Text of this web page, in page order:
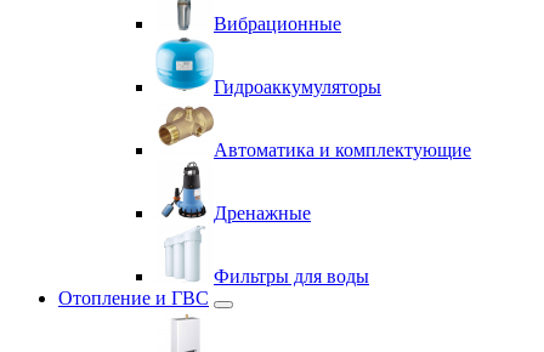
Вибрационные
Гидроаккумуляторы
Автоматика и комплектующие
Дренажные
Фильтры для воды
Отопление и ГВС